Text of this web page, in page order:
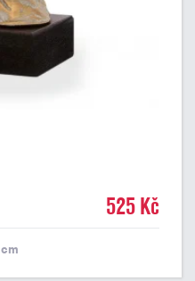
525 Kč
cm